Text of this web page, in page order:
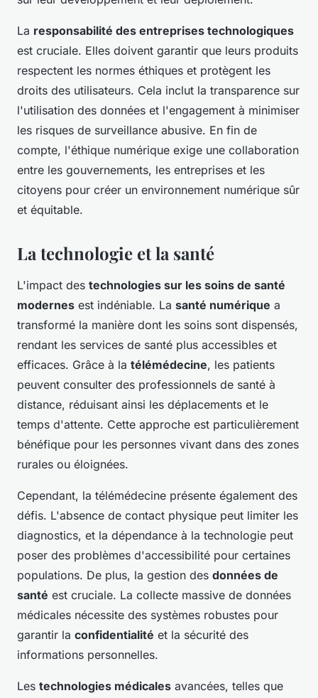
La responsabilité des entreprises technologiques
est cruciale. Elles doivent garantir que leurs produits
respectent les normes éthiques et protègent les
droits des utilisateurs. Cela inclut la transparence sur
l'utilisation des données et l'engagement à minimiser
les risques de surveillance abusive. En fin de
compte, l'éthique numérique exige une collaboration
entre les gouvernements, les entreprises et les
citoyens pour créer un environnement numérique sûr
et équitable.
La technologie et la santé
L'impact des technologies sur les soins de santé
modernes est indéniable. La santé numérique a
transformé la manière dont les soins sont dispensés,
rendant les services de santé plus accessibles et
efficaces. Grâce à la télémédecine, les patients
peuvent consulter des professionnels de santé à
distance, réduisant ainsi les déplacements et le
temps d'attente. Cette approche est particulièrement
bénéfique pour les personnes vivant dans des zones
rurales ou éloignées.
Cependant, la télémédecine présente également des
défis. L'absence de contact physique peut limiter les
diagnostics, et la dépendance à la technologie peut
poser des problèmes d'accessibilité pour certaines
populations. De plus, la gestion des données de
santé est cruciale. La collecte massive de données
médicales nécessite des systèmes robustes pour
garantir la confidentialité et la sécurité des
informations personnelles.
Les technologies médicales avancées, telles que